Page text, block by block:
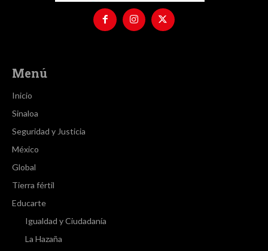
Menú
Inicio
Sinaloa
Seguridad y Justicia
México
Global
Tierra fértil
Educarte
Igualdad y Ciudadanía
La Hazaña